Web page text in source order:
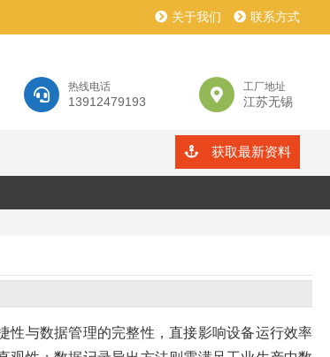
关于我们 联系方式
热线电话
13912479193
工厂地址
江苏无锡
获取最新资料
性与数据管理的完整性，直接影响设备运行效率